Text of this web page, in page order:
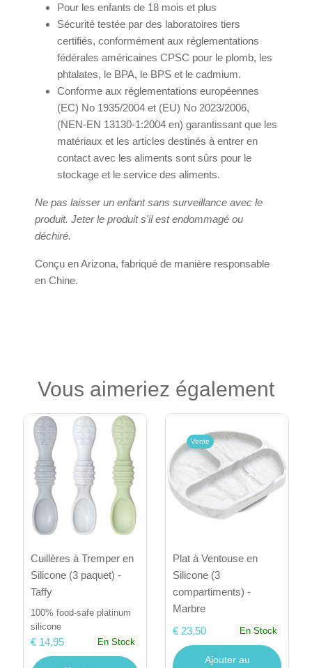
Pour les enfants de 18 mois et plus
Sécurité testée par des laboratoires tiers
certifiés, conformément aux réglementations
fédérales américaines CPSC pour le plomb, les
phtalates, le BPA, le BPS et le cadmium.
Conforme aux réglementations européennes
(EC) No 1935/2004 et (EU) No 2023/2006,
(NEN-EN 13130-1:2004 en) garantissant que les
matériaux et les articles destinés à entrer en
contact avec les aliments sont sûrs pour le
stockage et le service des aliments.
Ne pas laisser un enfant sans surveillance avec le
produit. Jeter le produit s'il est endommagé ou
déchiré.
Conçu en Arizona, fabriqué de manière responsable
en Chine.
Vous aimeriez également
Cuillères à Tremper en
Silicone (3 paquet) -
Taffy
100% food-safe platinum
silicone
€ 14,95 En Stock
Vente
Plat à Ventouse en
Silicone (3
compartiments) -
Marbre
€ 23,50
En Stock
Ajouter au